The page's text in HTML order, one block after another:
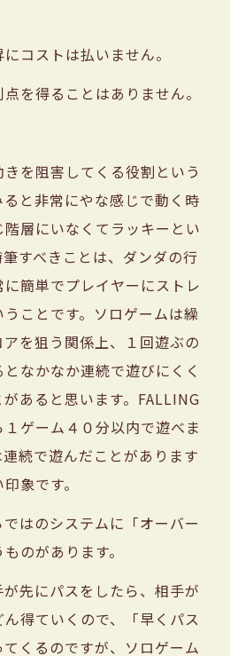
コストは払いません。
を得ることはありません。
を阻害してくる役割という
と非常にやな感じで動く時
層にいなくてラッキーとい
すべきことは、ダンダの行
簡単でプレイヤーにストレ
ことです。ソロゲームは繰
を狙う関係上、１回遊ぶの
なかなか連続で遊びにくく
あると思います。FALLING
ゲーム４０分以内で遊べま
続で遊んだことがあります
象です。
はのシステムに「オーバー
のがあります。
先にパスをしたら、相手が
得ていくので、「早くパス
くるのですが、ソロゲーム